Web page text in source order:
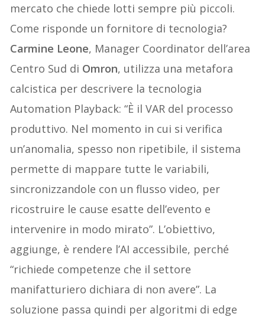
mercato che chiede lotti sempre più piccoli.
Come risponde un fornitore di tecnologia?
Carmine Leone, Manager Coordinator dell’area
Centro Sud di Omron, utilizza una metafora
calcistica per descrivere la tecnologia
Automation Playback: “È il VAR del processo
produttivo. Nel momento in cui si verifica
un’anomalia, spesso non ripetibile, il sistema
permette di mappare tutte le variabili,
sincronizzandole con un flusso video, per
ricostruire le cause esatte dell’evento e
intervenire in modo mirato”. L’obiettivo,
aggiunge, è rendere l’AI accessibile, perché
“richiede competenze che il settore
manifatturiero dichiara di non avere”. La
soluzione passa quindi per algoritmi di edge